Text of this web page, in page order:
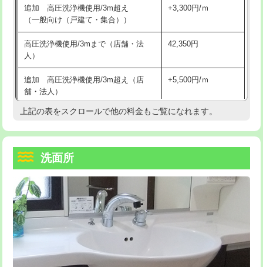
マス交換（深さ50㎝以上） 66,000円
コンクリート斫り（厚さ10㎝まで） 27,500円
コンクリート斫り（厚さ10㎝超え）
モルタル補修（厚さ10㎝まで）
モルタル補修（厚さ10㎝超え） 38,500円
洗面台設置 38,500円
追加人工
廃棄・処分 現場見積
※給水管工事は20mmまでの価格です。
持込商品取付（混合水栓） 16,500円
給水管工事※（ホール加工)
給水管工事※（バンド止め) 3,300円
給水管工事※（支持金具設置) 5,500円
給水管工事※（保温材使用（バンド止
め込み）)
5,500円
給水管工事※（土の掘削・埋め戻し作
業)
11,000円
給水管工事※（塩ビ管（VP・HI）使
用/3ｍまで)
33,000円
給水管工事※（塩ビ管（VP・HI）使
用（追加）/3ｍ超え)
追加 高圧洗浄機使用/3m超え
（一般向け（戸建て・集合））
+3,300円/ｍ
高圧洗浄機使用/3mまで（店舗・法
人）
42,350円
追加 高圧洗浄機使用/3m超え（店
舗・法人）
+5,500円/ｍ
高度高圧洗浄換 現地調査
トーラー機使用/3mまで
追加トーラー機使用/3m超え +3,300円
カメラ調査 33,000円
桝清掃
止水・漏水調査・防水処理・清掃・修
11,000円
上記の表をスクロールで他の料金もご覧になれます。
洗面所